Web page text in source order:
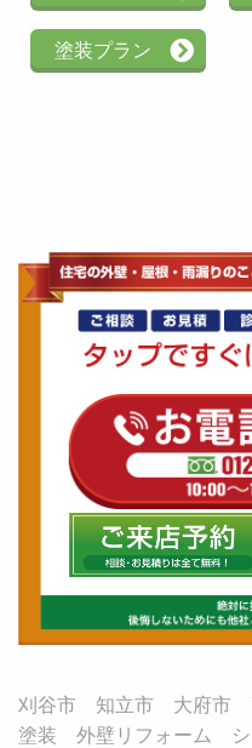
塗装プラン
刈谷市 知立市 大府市
塗装 外壁リフォーム